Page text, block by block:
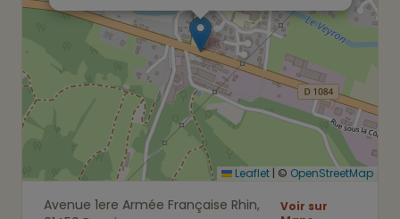
Leaflet | © OpenStreetMap
Avenue 1ere Armée Française Rhin,
Voir sur